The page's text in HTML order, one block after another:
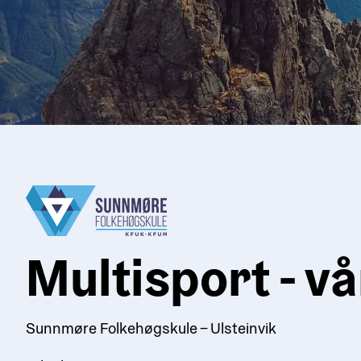
Multisport -
Sunnmøre Folkehøgskule – Ulsteinvik